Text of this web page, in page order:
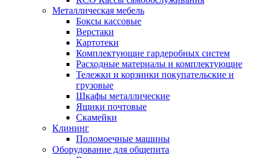
Металлическая мебель
Боксы кассовые
Верстаки
Картотеки
Комплектующие гардеробных систем
Расходные материалы и комплектующие
Тележки и корзинки покупательские и
грузовые
Шкафы металлические
Ящики почтовые
Скамейки
Клининг
Поломоечные машины
Оборудование для общепита